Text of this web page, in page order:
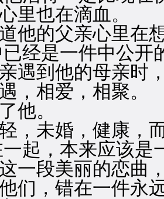
也在滴血。
的父亲心里在想
经是一件中公开
到他的母亲时
相爱，相聚。
。
未婚，健康，而
起，本来应该是
段美丽的恋曲，
，错在一件永远